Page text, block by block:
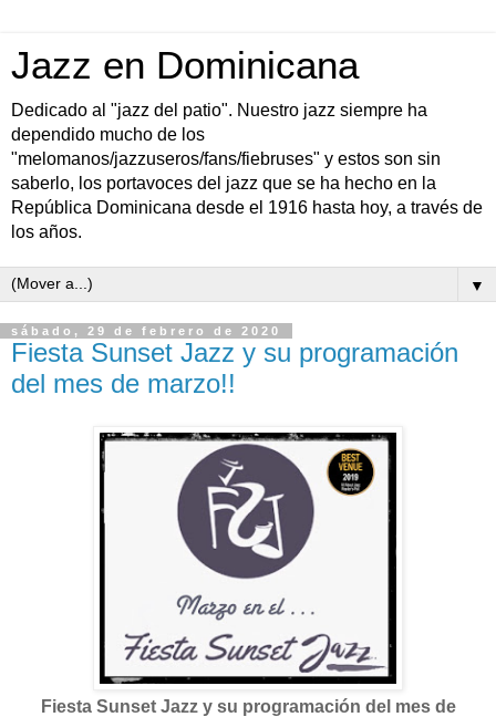
Jazz en Dominicana
Dedicado al "jazz del patio". Nuestro jazz siempre ha
dependido mucho de los
"melomanos/jazzuseros/fans/fiebruses" y estos son sin
saberlo, los portavoces del jazz que se ha hecho en la
República Dominicana desde el 1916 hasta hoy, a través de
los años.
▼
sábado, 29 de febrero de 2020
Fiesta Sunset Jazz y su programación
del mes de marzo!!
Fiesta Sunset Jazz y su programación del mes de